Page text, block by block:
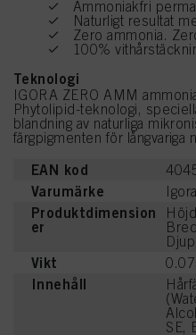
Ammoniakfri
Naturligt resultat
Zero ammonia.
100%
Teknologi
IGORA ZERO AMM
Phytolipid-teknologi,
blandning av naturliga
färgpigmenten för långvariga
EAN kod
Varumärke
Produktdimension
er
Vikt
Innehåll
SE,